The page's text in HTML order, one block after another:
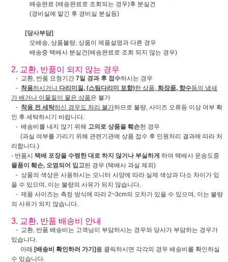
배송완료 (배송완료로 조회되는 경우)후 분실건
(경비실에 맡긴 후 경비실 분실등)
[당사부담]
오배송, 상품불량, 상품이 제품설명과 다른 경우
배송중 택배사 분실건(배송완료로 조회 되지 않는 경우)
2. 교환, 반품이 되지 않는 경우
- 교환, 반품 요청기간 7일 경과 후 접수하시는 경우
- 착용하시거나 다리미질, (스팀다리미 포함)한 상품, 화장품, 향수등의 냄새
가 배거나 이물질이 뭍은 상품은 불가
- 착용 전 세탁하신 경우도 처리 불가하므로 불량, 사이즈 오류등 이상 여부 확
인 후 세탁하시기 바랍니다.
- 배송비를 내지 않기 위해 고의로 상품을 훼손한 경우
(과실 여부를 가리기 위해 관련기관에 상품 접수 후 민원처리 결과에 따라 처
리합니다.)
- 반품시 택배 포장을 수령한 대로 하지 않거나 부실하게 하여 택배사 운송도중
물품이 훼손, 오염되어 입고된 경우 (택배사 과실 제외)
- 상품의 색상은 사용하시는 모니터 사양에 따라 실제 색상과 다소 차이가 있
을 수 있으며, 이는 불량의 사유가 되지 않습니다.
- 제품 사이즈는 측정 방식에 따라 2~3cm의 오차가 있을 수 있으며, 이는 불량
의 사유가 되지 않습니다.
3. 교환, 반품 배송비 안내
- 교환, 반품 배송비는 고객님이 부담하시는 경우와 당사가 부담하는 경우가
있습니다.
아래 [배송비 확인하러 가기] 를 클릭하시면 각각의 경우 배송비를 확인하실
수 있습니다.